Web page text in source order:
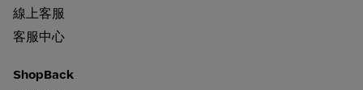
線上客服
客服中心
ShopBack